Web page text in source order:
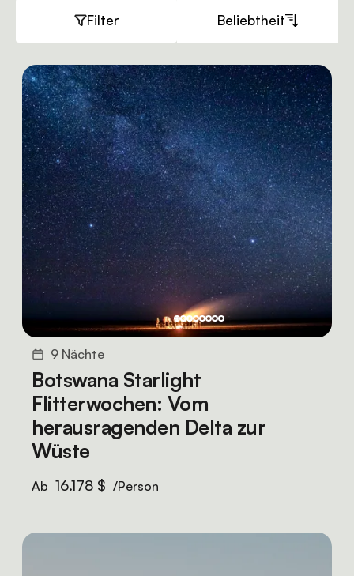
Filter Beliebtheit
9 Nächte
Botswana Starlight
Flitterwochen: Vom
herausragenden Delta zur
Wüste
Ab 16.178 $ /Person